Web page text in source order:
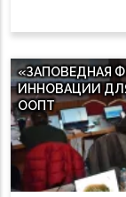
«ЗАПОВЕДНАЯ
ИННОВАЦИИ
ООПТ